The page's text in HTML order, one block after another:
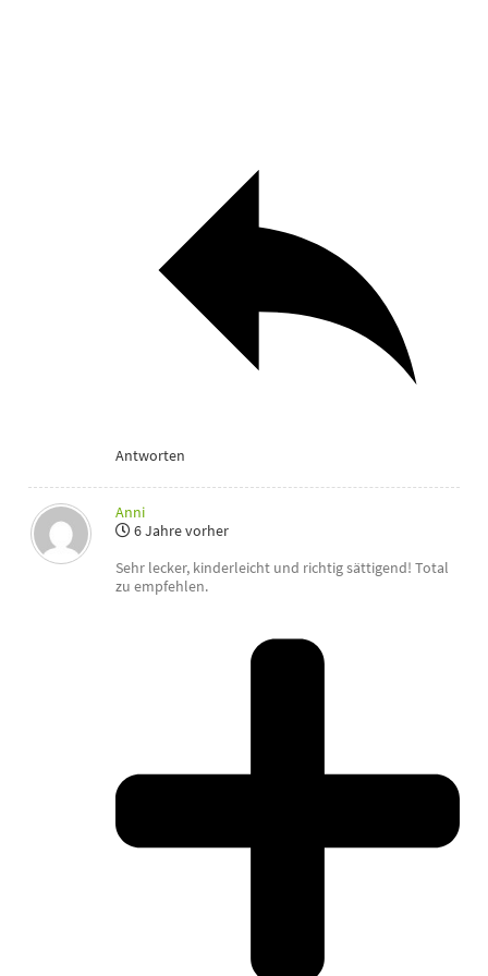
Antworten
Anni
6 Jahre vorher
Sehr lecker, kinderleicht und richtig sättigend! Total
zu empfehlen.